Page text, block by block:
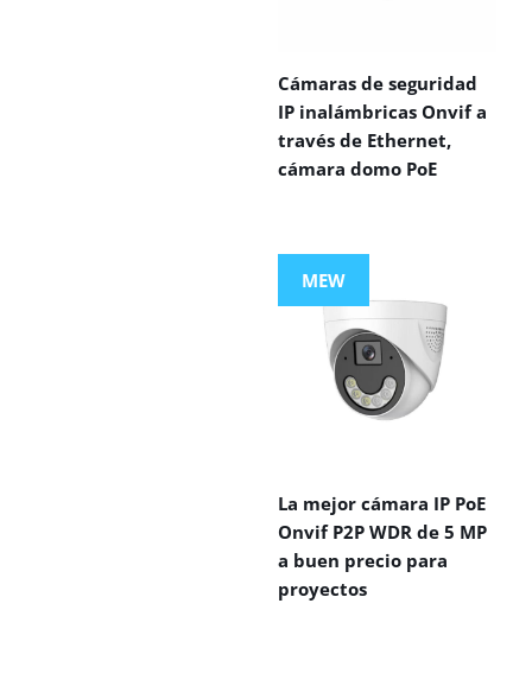
Cámaras de seguridad
IP inalámbricas Onvif a
través de Ethernet,
cámara domo PoE
MEW
La mejor cámara IP PoE
Onvif P2P WDR de 5 MP
a buen precio para
proyectos